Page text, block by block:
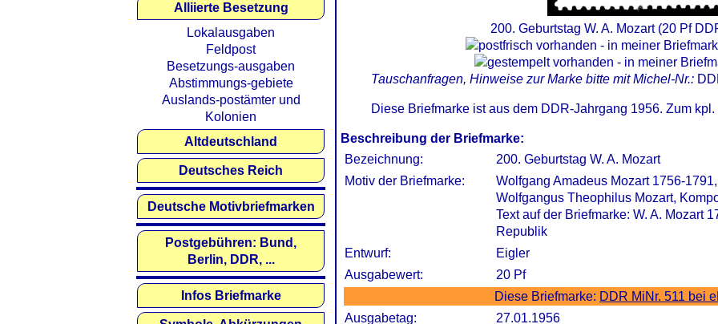
200. Geburtstag W. A. Mozart (20 Pf
Tauschanfragen, Hinweise zur Marke bitte mit Michel-Nr.:
Diese Briefmarke ist aus dem DDR-Jahrgang 1956. Zum kpl.
Beschreibung der Briefmarke:
Bezeichnung:
200. Geburtstag W. A. Mozart
Motiv der Briefmarke:
Wolfgang Amadeus Mozart 1756-
Wolfgangus Theophilus Mozart,
Text auf der Briefmarke: W. A. Mozart
Republik
Entwurf:
Eigler
Ausgabewert:
20 Pf
Diese Briefmarke: DDR MiNr. 511 bei
Ausgabetag:
27.01.1956
Alliierte Besetzung
Lokalausgaben
Feldpost
Besetzungs-ausgaben
Abstimmungs-gebiete
Auslands-postämter und
Kolonien
Altdeutschland
Deutsches Reich
Deutsche Motivbriefmarken
Postgebühren: Bund,
Berlin, DDR, ...
Infos Briefmarke